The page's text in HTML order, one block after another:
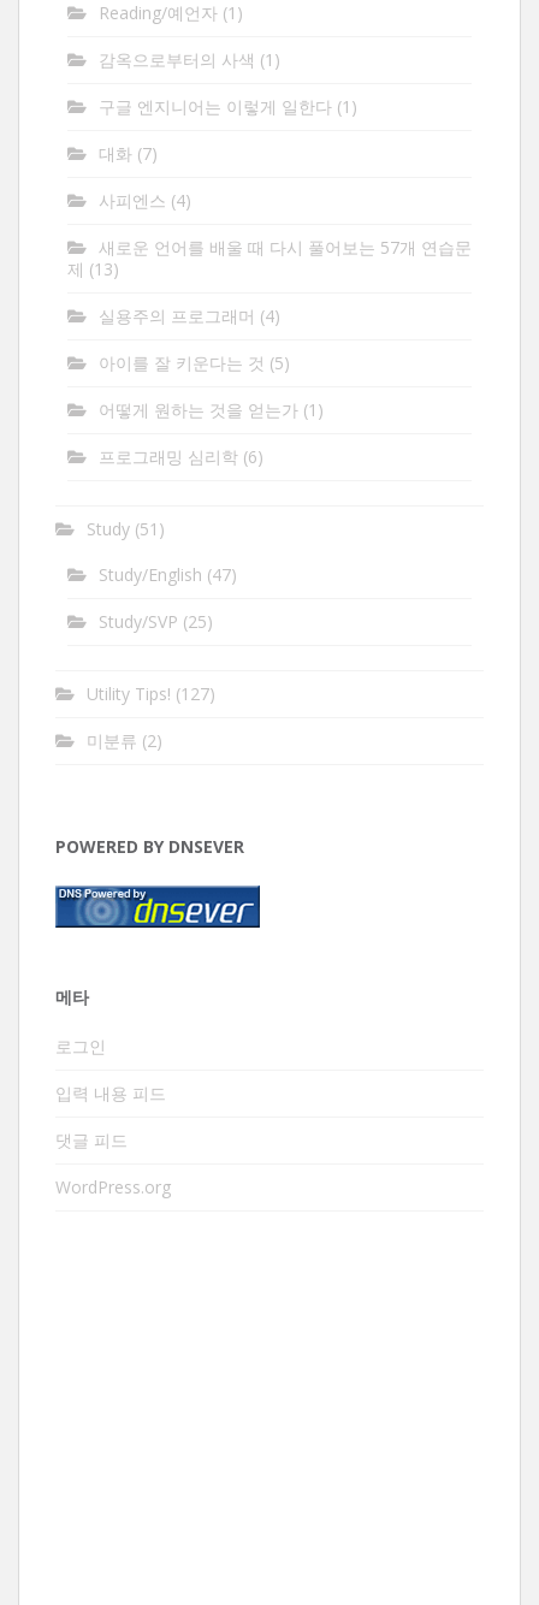
Reading/예언자 (1)
감옥으로부터의 사색 (1)
구글 엔지니어는 이렇게 일한다 (1)
대화 (7)
사피엔스 (4)
새로운 언어를 배울 때 다시 풀어보는 57개 연습문
제 (13)
실용주의 프로그래머 (4)
아이를 잘 키운다는 것 (5)
어떻게 원하는 것을 얻는가 (1)
프로그래밍 심리학 (6)
Study (51)
Study/English (47)
Study/SVP (25)
Utility Tips! (127)
미분류 (2)
POWERED BY DNSEVER
메타
로그인
입력 내용 피드
댓글 피드
WordPress.org